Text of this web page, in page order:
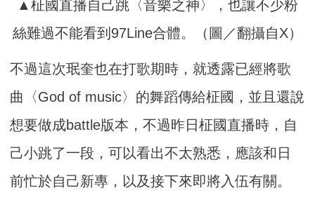
▲柾國直播自己跳〈音樂之神〉，也讓不少粉
絲難過不能看到97Line合體。（圖／翻攝自X）
不過這次珉奎也在打歌期時，就透露已經將歌
曲〈God of music〉的舞蹈傳給柾國，並且還說
想要做成battle版本，不過昨日柾國直播時，自
己小跳了一段，可以看出不太熟悉，應該和日
前忙於自己新專，以及接下來即將入伍有關。